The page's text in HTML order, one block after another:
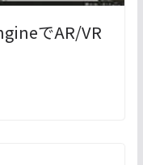
でAR/VR